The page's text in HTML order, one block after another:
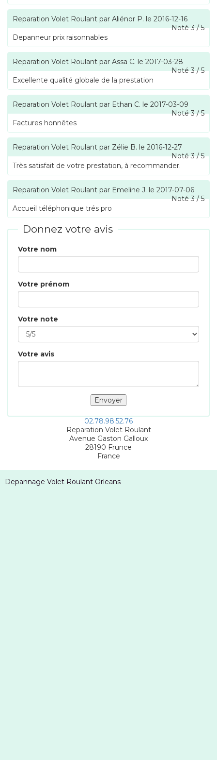
Reparation Volet Roulant par Aliénor P. le 2016-12-16
Noté3/5
Depanneur prix raisonnables
Reparation Volet Roulant par Assa C. le 2017-03-28
Noté3/5
Excellente qualité globale de la prestation
Reparation Volet Roulant par Ethan C. le 2017-03-09
Noté3/5
Factures honnêtes
Reparation Volet Roulant par Zélie B. le 2016-12-27
Noté3/5
Très satisfait de votre prestation, à recommander.
Reparation Volet Roulant par Emeline J. le 2017-07-06
Noté3/5
Accueil téléphonique trés pro
Donnez votre avis
Votre nom
Votre prénom
Votre note
Votre avis
02.78.98.52.76
Reparation Volet Roulant
Avenue Gaston Galloux
28190 Frunce
France
Depannage Volet Roulant Orleans